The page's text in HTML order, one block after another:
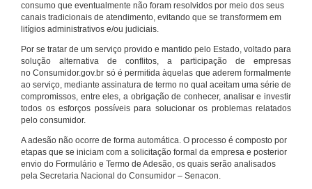
consumo que eventualmente não foram resolvidos por meio dos seus
canais tradicionais de atendimento, evitando que se transformem em
litígios administrativos e/ou judiciais.
Por se tratar de um serviço provido e mantido pelo Estado, voltado para
solução alternativa de conflitos, a participação de empresas
no Consumidor.gov.br só é permitida àquelas que aderem formalmente
ao serviço, mediante assinatura de termo no qual aceitam uma série de
compromissos, entre eles, a obrigação de conhecer, analisar e investir
todos os esforços possíveis para solucionar os problemas relatados
pelo consumidor.
A adesão não ocorre de forma automática. O processo é composto por
etapas que se iniciam com a solicitação formal da empresa e posterior
envio do Formulário e Termo de Adesão, os quais serão analisados
pela Secretaria Nacional do Consumidor – Senacon.